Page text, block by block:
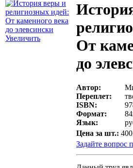
Увеличить
От
до
Автор:
Переплет:
ISBN:
Формат:
Язык:
Цена за шт.:
Задайте вопрос